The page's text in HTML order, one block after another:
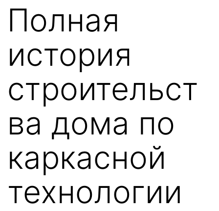
Полная
история
строительст
ва дома по
каркасной
технологии